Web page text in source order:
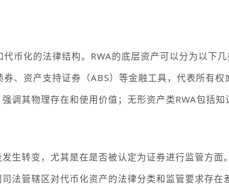
币化的法律结构。 RWA的底层资产可以分为以下
券、资产支持证券（ABS）等金融工具，代表所有权
调其物理存在和使用价值；无形资产类RWA包括知
生转变，尤其是在是否被认定为证券进行监管方面
法管辖区对代币化资产的法律分类和监管要求存在